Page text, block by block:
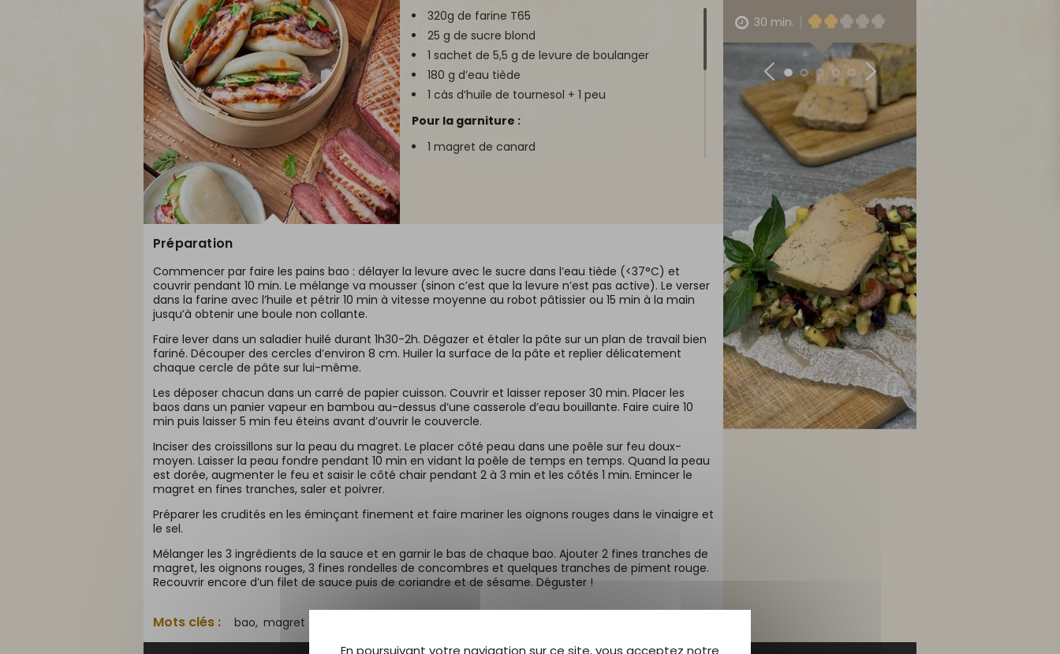
320g de farine T65
25 g de sucre blond
1 sachet de 5,5 g de levure de boulanger
180 g d’eau tiède
1 càs d’huile de tournesol + 1 peu
Pour la garniture :
1 magret de canard
½ càc de fleur de sel
Pour la sauce :
3 càs de sauce BBQ
1 càs de sauce sriracha
Préparation
Commencer par faire les pains bao : délayer la levure avec le sucre dans l’eau tiède (<37°C) et
couvrir pendant 10 min. Le mélange va mousser (sinon c’est que la levure n’est pas active). Le verser
dans la farine avec l’huile et pétrir 10 min à vitesse moyenne au robot pâtissier ou 15 min à la main
jusqu’à obtenir une boule non collante.
Faire lever dans un saladier huilé durant 1h30-2h. Dégazer et étaler la pâte sur un plan de travail bien
fariné. Découper des cercles d’environ 8 cm. Huiler la surface de la pâte et replier délicatement
chaque cercle de pâte sur lui-même.
Les déposer chacun dans un carré de papier cuisson. Couvrir et laisser reposer 30 min. Placer les
baos dans un panier vapeur en bambou au-dessus d’une casserole d’eau bouillante. Faire cuire 10
min puis laisser 5 min feu éteins avant d’ouvrir le couvercle.
Inciser des croissillons sur la peau du magret. Le placer côté peau dans une poêle sur feu doux-
moyen. Laisser la peau fondre pendant 10 min en vidant la poêle de temps en temps. Quand la peau
est dorée, augmenter le feu et saisir le côté chair pendant 2 à 3 min et les côtés 1 min. Emincer le
magret en fines tranches, saler et poivrer.
Préparer les crudités en les éminçant finement et faire mariner les oignons rouges dans le vinaigre et
le sel.
Mélanger les 3 ingrédients de la sauce et en garnir le bas de chaque bao. Ajouter 2 fines tranches de
magret, les oignons rouges, 3 fines rondelles de concombres et quelques tranches de piment rouge.
Recouvrir encore d’un filet de sauce puis de coriandre et de sésame. Déguster !
Mots clés : bao, magret
30 min.
En poursuivant votre navigation sur ce site, vous acceptez notre